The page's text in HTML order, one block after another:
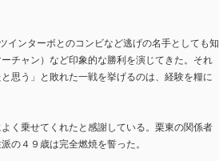
インターボとのコンビなど逃げの名手としても知
チャン）など印象的な勝利を演じてきた。それ
思う」と敗れた一戦を挙げるのは、経験を糧に
く乗せてくれたと感謝している。栗東の関係者
の４９歳は完全燃焼を誓った。